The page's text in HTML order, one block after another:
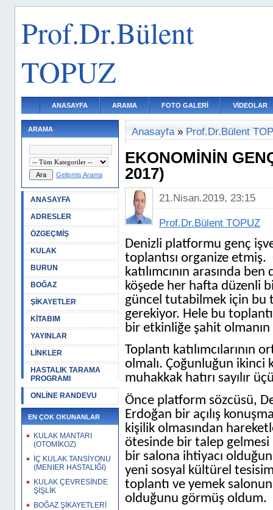
Prof.Dr.Bülent
TOPUZ
ANASAYFA ARAMA FOTO GALERİ VİDEOLAR
ARAMA
Gelişmiş Arama
ANASAYFA
ADRESLER
ÖZGEÇMİŞ
KULAK
BURUN
BOĞAZ
ŞİKAYETLER
KİTABIM
YAYINLAR
LİNKLER
HASTALIK TARAMA
PROGRAMI
ONLİNE RANDEVU
EN ÇOK OKUNANLAR
KULAK MANTARI
(OTOMİKOZ)
İÇ KULAK TANSİYONU
(MENIER HASTALIĞI)
KULAK ÇEVRESİNDE
ŞİŞLİK
BOĞAZ ŞİKAYETLERİ
Anasayfa» Prof.Dr.Bülent
EKONOMİNİN
2017)
21.Nisan.2019, 23:15
Prof.Dr.Bülent TOPUZ
Denizli platformu genç
toplantısı organize etmiş.
katılımcının arasında ben
köşede her hafta düzenli
güncel tutabilmek için bu
gerekiyor. Hele bu
bir etkinliğe şahit
Toplantı katılımcılarının
olmalı. Çoğunluğun ikinci
muhakkak hatırı sayılır
Önce platform sözcüsü,
Erdoğan bir açılış
kişilik olmasından
ötesinde bir talep gelmesi
bir salona ihtiyacı
yeni sosyal kültürel
toplantı ve yemek
olduğunu görmüş oldum.